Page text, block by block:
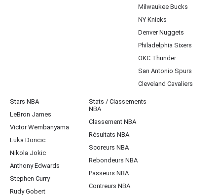
Milwaukee Bucks
NY Knicks
Denver Nuggets
Philadelphia Sixers
OKC Thunder
San Antonio Spurs
Cleveland Cavaliers
Stars NBA
LeBron James
Victor Wembanyama
Luka Doncic
Nikola Jokic
Anthony Edwards
Stephen Curry
Rudy Gobert
Stats / Classements
NBA
Classement NBA
Résultats NBA
Scoreurs NBA
Rebondeurs NBA
Passeurs NBA
Contreurs NBA